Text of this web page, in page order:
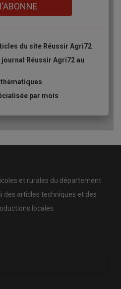
du site Réussir Agri72
Réussir Agri72 au
thématiques
par mois
et rurales du département
des articles techniques et des
locales.